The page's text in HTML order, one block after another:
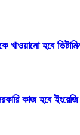
খাওয়ানো হবে
কাজ হবে ইংরেজি